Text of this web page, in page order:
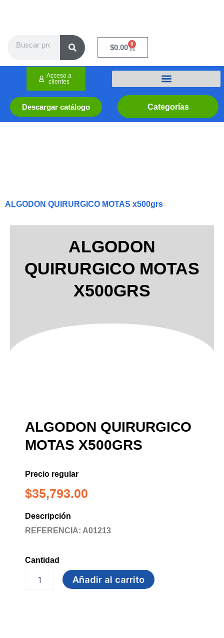
$0.00 0
Cart
Categorías
Descargar catálogo
Acceso a
clientes
ALGODON QUIRURGICO MOTAS x500grs
ALGODON
QUIRURGICO MOTAS
X500GRS
ALGODON QUIRURGICO
MOTAS X500GRS
Precio regular
$35,793.00
Descripción
REFERENCIA: A01213
Cantidad
QUIRURGICO
Añadir al carrito